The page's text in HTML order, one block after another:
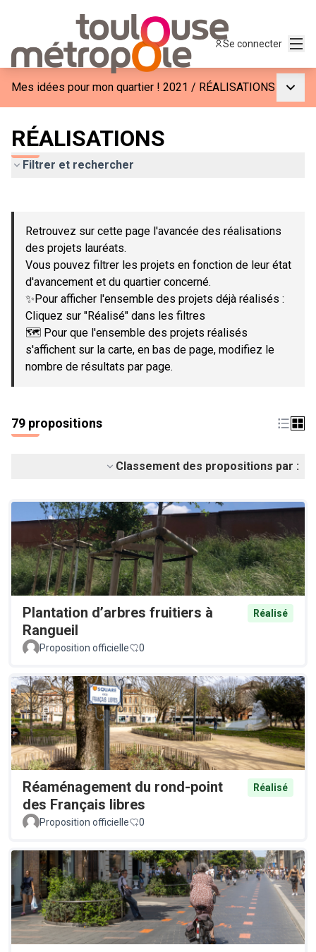
Se connecter
Mes idées pour mon quartier ! 2021 / RÉALISATIONS
RÉALISATIONS
Filtrer et rechercher
−
Retrouvez sur cette page l'avancée des réalisations
des projets lauréats.
Vous pouvez filtrer les projets en fonction de leur état
d'avancement et du quartier concerné.
✨Pour afficher l'ensemble des projets déjà réalisés :
Cliquez sur "Réalisé" dans les filtres
🗺️ Pour que l'ensemble des projets réalisés
s'affichent sur la carte, en bas de page, modifiez le
nombre de résultats par page.
79 propositions
Classement des propositions par :
Plantation d’arbres fruitiers à
Rangueil
Réalisé
Proposition officielle 0
Réaménagement du rond-point
des Français libres
Réalisé
Proposition officielle 0